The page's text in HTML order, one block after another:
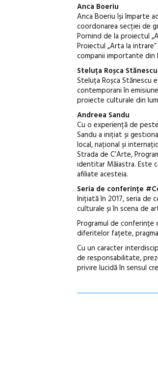
Anca Boeriu
Anca Boeriu își împarte
coordonarea secției de
Pornind de la proiectul
Proiectul „Arta la
companii importante din
Steluța Roșca Stănescu
Steluța Roșca Stănescu
contemporani în
proiecte culturale din
Andreea Sandu
Cu o experiență de
Sandu a inițiat și
local, național și
Strada de C’Arte,
identitar Măiastra. Este
afiliate acesteia.
Seria de conferințe
Inițiată în 2017, seria de
culturale și în scena de
Programul de conferințe
diferitelor fațete,
Cu un caracter
de responsabilitate,
privire lucidă în sensul